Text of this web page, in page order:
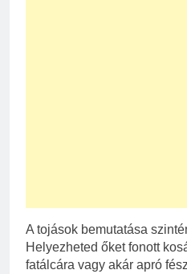
A tojások bemutatása
Helyezheted őket fonott
fatálcára vagy akár apró